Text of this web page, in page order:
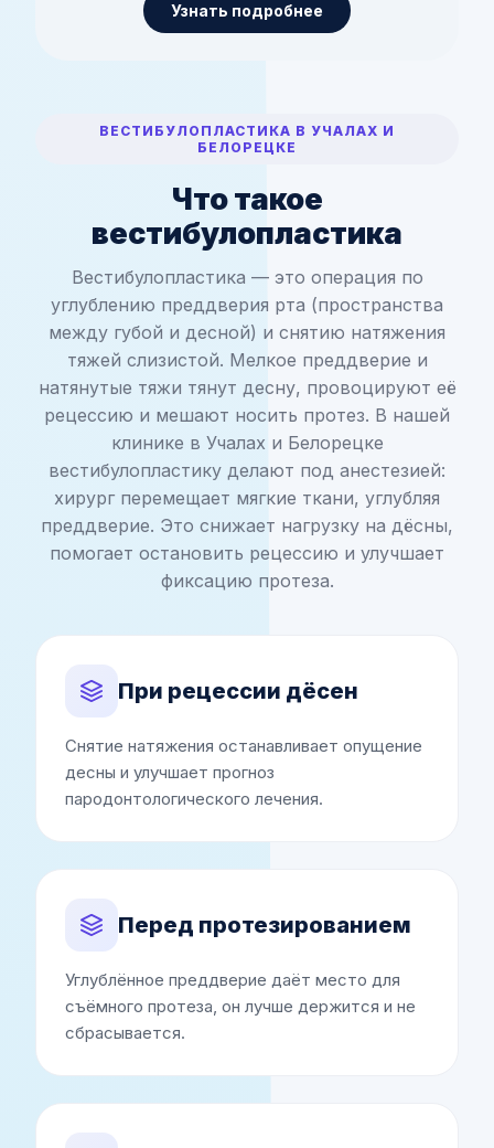
Узнать подробнее
ВЕСТИБУЛОПЛАСТИКА В УЧАЛАХ И
БЕЛОРЕЦКЕ
Что такое
вестибулопластика
Вестибулопластика — это операция по
углублению преддверия рта (пространства
между губой и десной) и снятию натяжения
тяжей слизистой. Мелкое преддверие и
натянутые тяжи тянут десну, провоцируют её
рецессию и мешают носить протез. В нашей
клинике в Учалах и Белорецке
вестибулопластику делают под анестезией:
хирург перемещает мягкие ткани, углубляя
преддверие. Это снижает нагрузку на дёсны,
помогает остановить рецессию и улучшает
фиксацию протеза.
При рецессии дёсен
Снятие натяжения останавливает опущение
десны и улучшает прогноз
пародонтологического лечения.
Перед протезированием
Углублённое преддверие даёт место для
съёмного протеза, он лучше держится и не
сбрасывается.